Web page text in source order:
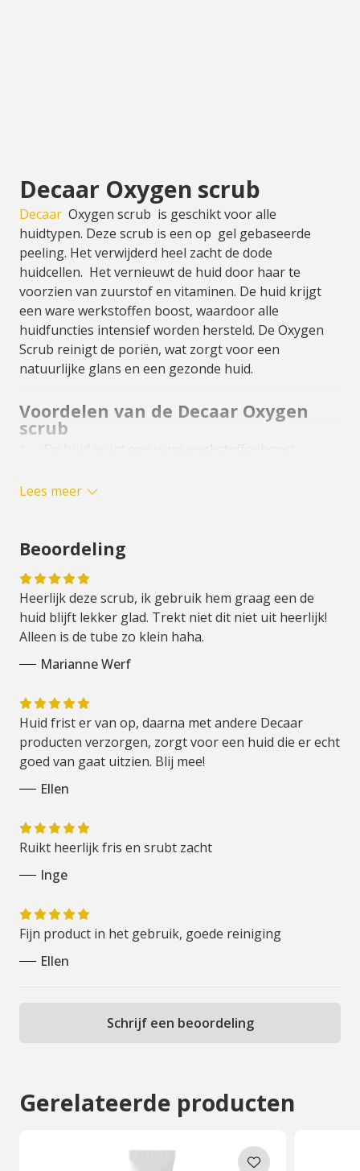
Decaar Oxygen scrub
Decaar Oxygen scrub is geschikt voor alle
huidtypen. Deze scrub is een op gel gebaseerde
peeling. Het verwijderd heel zacht de dode
huidcellen. Het vernieuwt de huid door haar te
voorzien van zuurstof en vitaminen. De huid krijgt
een ware werkstoffen boost, waardoor alle
huidfuncties intensief worden hersteld. De Oxygen
Scrub reinigt de poriën, wat zorgt voor een
natuurlijke glans en een gezonde huid.
Voordelen van de Decaar Oxygen
scrub
glans en een gezonde huid.
Gebruik advies:
Breng 2-3x per week een hoeveelheid ter grootte
van een twee euro munt aan op de vochtige huid.
Roteer in zachte bewegingen en spoel af met veel
dan heb je nog meer profijt van beide producten.
Vergeet jij je scrub gemakkelijk? Tip: zet het in de
douche en gebruik het tijdens het douchen.
De Decaar visie:
Jezelf blijven zijn in een wereld waarin zoveel van ons
ernaar om veilige en natuurlijke cosmeticaproducten
Lees meer
Beoordeling
Heerlijk deze scrub, ik gebruik hem graag een de
huid blijft lekker glad. Trekt niet dit niet uit heerlijk!
Alleen is de tube zo klein haha.
Marianne Werf
Huid frist er van op, daarna met andere Decaar
producten verzorgen, zorgt voor een huid die er echt
goed van gaat uitzien. Blij mee!
Ellen
Ruikt heerlijk fris en srubt zacht
Inge
Fijn product in het gebruik, goede reiniging
Ellen
Schrijf een beoordeling
Gerelateerde producten